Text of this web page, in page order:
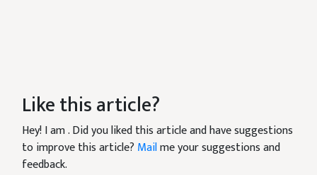
Like this article?
Hey! I am. Did you liked this article and have suggestions
to improve this article? Mailme your suggestions and
feedback.